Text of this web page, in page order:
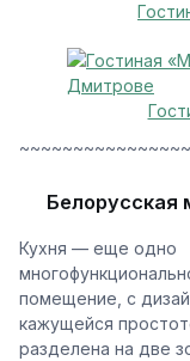
Белорусская
Кухня — еще одно
помещение, с
кажущейся
разделена на две